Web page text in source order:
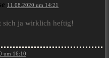
11.08.2020 um 14:21
sich ja wirklich heftig!
um 16:10